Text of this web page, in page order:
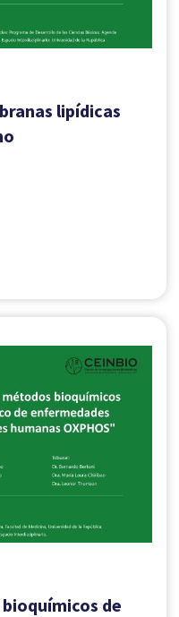
lipídicas
de